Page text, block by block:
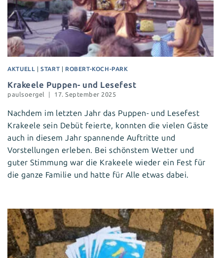
AKTUELL |START | ROBERT-KOCH-PARK
Krakeele Puppen- und Lesefest
paulsoergel 17. September 2025
Nachdem im letzten Jahr das Puppen- und Lesefest
Krakeele sein Debüt feierte, konnten die vielen Gäste
auch in diesem Jahr spannende Auftritte und
Vorstellungen erleben. Bei schönstem Wetter und
guter Stimmung war die Krakeele wieder ein Fest für
die ganze Familie und hatte für Alle etwas dabei.